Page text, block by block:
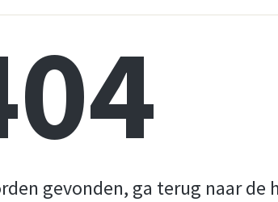
gevonden, ga terug naar de